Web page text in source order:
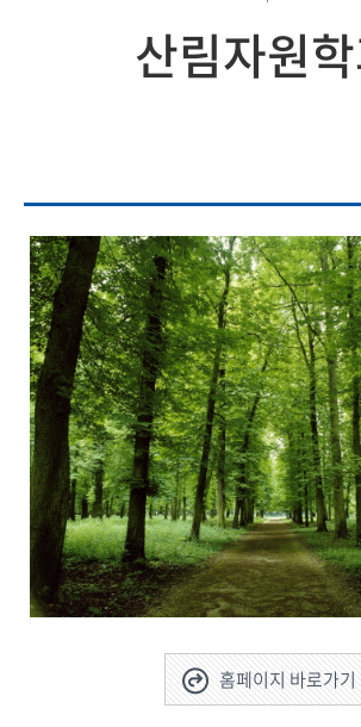
산림자원
홈페이지 바로가기